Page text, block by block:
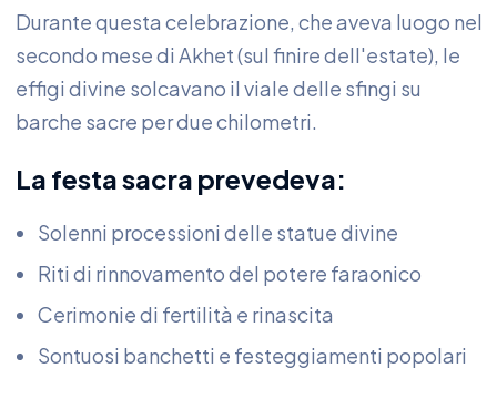
Durante questa celebrazione, che aveva luogo nel
secondo mese di Akhet (sul finire dell'estate), le
effigi divine solcavano il viale delle sfingi su
barche sacre per due chilometri.
La festa sacra prevedeva:
Solenni processioni delle statue divine
Riti di rinnovamento del potere faraonico
Cerimonie di fertilità e rinascita
Sontuosi banchetti e festeggiamenti popolari